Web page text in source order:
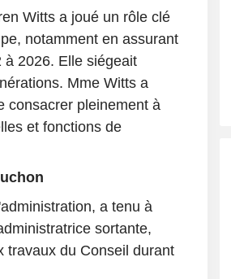
Witts a joué un rôle clé
notamment en assurant
à 2026. Elle siégeait
Mme Witts a
consacrer pleinement à
et fonctions de
a tenu à
sortante,
travaux du Conseil durant